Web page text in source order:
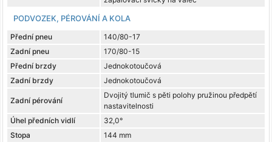
PODVOZEK, PÉROVÁNÍ A KOLA
Přední pneu
140/80-17
Zadní pneu
170/80-15
Přední brzdy
Jednokotoučová
Zadní brzdy
Jednokotoučová
Zadní pérování
Dvojitý tlumič s pěti polohy pružinou předpětí
nastavitelnosti
Úhel předních vidlí
32,0°
Stopa
144 mm